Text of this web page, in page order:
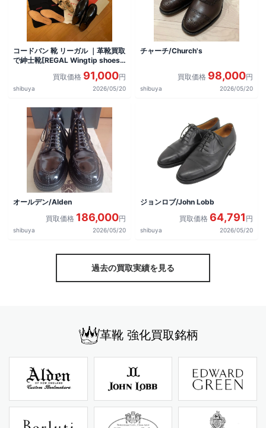
コードバン 靴 リーガル ｜革靴買取
で紳士靴[REGAL Wingtip shoes]
買取価格 91,000円
shibuya 2026/05/20
チャーチ/Church's
買取価格 98,000円
shibuya 2026/05/20
オールデン/Alden
買取価格 186,000円
shibuya 2026/05/20
ジョンロブ/John Lobb
買取価格 64,791 円
shibuya 2026/05/20
過去の買取実績を見る
革靴 強化買取銘柄